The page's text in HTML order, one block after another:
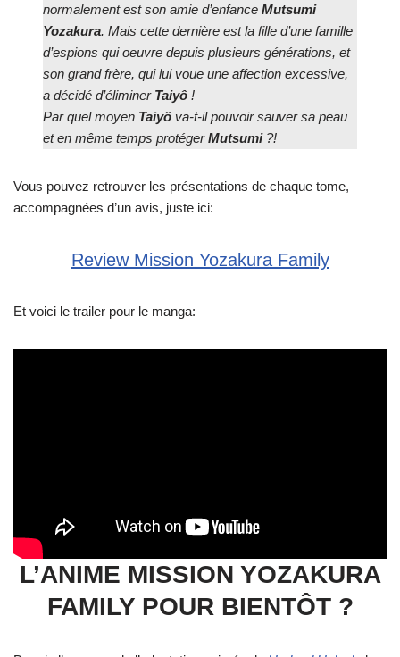
normalement est son amie d’enfance Mutsumi
Yozakura. Mais cette dernière est la fille d’une famille
d’espions qui oeuvre depuis plusieurs générations, et
son grand frère, qui lui voue une affection excessive,
a décidé d’éliminer Taiyô !
Par quel moyen Taiyô va-t-il pouvoir sauver sa peau
et en même temps protégerMutsumi?!
Vous pouvez retrouver les présentations de chaque tome,
accompagnées d’un avis, juste ici:
Review Mission Yozakura Family
Et voici le trailer pour le manga:
L’ANIME MISSION YOZAKURA
FAMILY POUR BIENTÔT ?